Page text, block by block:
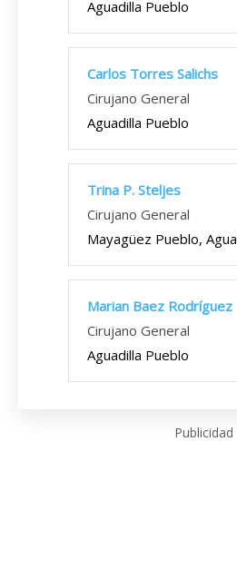
Aguadilla Pueblo
Carlos Torres Salichs
Cirujano General
Aguadilla Pueblo
Trina P. Steljes
Cirujano General
Mayagüez Pueblo,
Marian Baez Rodríguez
Cirujano General
Aguadilla Pueblo
Publicidad